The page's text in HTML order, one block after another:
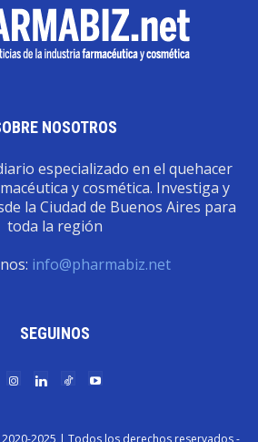
NOSOTROS
especializado en el quehacer
y cosmética. Investiga y
la Ciudad de Buenos Aires para
toda la región
info@pharmabiz.net
SEGUINOS
2025 | Todos los derechos reservados -